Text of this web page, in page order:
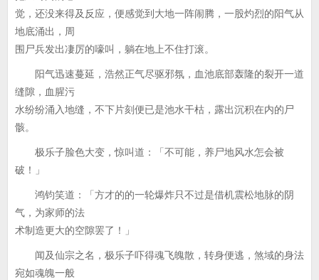
觉，还没来得及反应，便感觉到大地一阵闹腾，一股灼烈的阳气从
地底涌出，周
围尸兵发出凄厉的嚎叫，躺在地上不住打滚。
阳气迅速蔓延，浩然正气尽驱邪氛，血池底部轰隆的裂开一道
缝隙，血腥污
水纷纷涌入地缝，不下片刻便已是池水干枯，露出沉积在内的尸
骸。
极乐子脸色大变，惊叫道：「不可能，养尸地风水怎会被
破！」
鸿钧笑道：「方才的的一轮爆炸只不过是借机震松地脉的阴
气，为家师的法
术制造更大的空隙罢了！」
闻及仙宗之名，极乐子吓得魂飞魄散，转身便逃，煞域的身法
宛如魂魄一般